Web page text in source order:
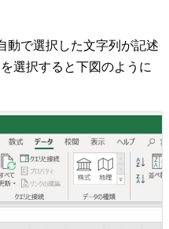
動で選択した文字列が記述
選択すると下図のように